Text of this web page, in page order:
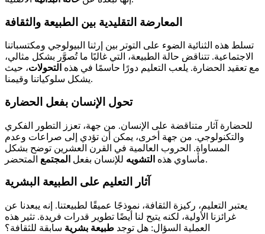
المعارضة التقليدية بين الطبيعة والثقافة
تسلط هذه الثنائية الضوء على التوتر بين إرثنا البيولوجي ومكتسباتنا
الاجتماعية. تتناقض حالة الطبيعة، التي غالبًا ما تُصوَّر بشكل مثالي،
مع تعقيد الحضارة. يلعب التعليم دورًا حاسمًا في هذه التحولات، حيث
يشكل سلوكياتنا وقيمنا.
تحول الإنسان بفعل الحضارة
للحضارة آثار متناقضة على الإنسان. من جهة، تعزز التطور الفكري
والتكنولوجي. من جهة أخرى، يمكن أن تؤدي إلى صراعات وعدم
المساواة. الحروب العالمية في القرن العشرين توضح بشكل
مأساوي هذه التشويه للإنسان بفعل المجتمع المتحضر.
آثار التعليم على الطبيعة البشرية
يعتبر التعليم، ركيزة الثقافة، نموذجًا عميقًا لطبيعتنا. إنه يبعدنا عن
غرائزنا الأولية، لكنه يتيح لنا أيضًا تطوير قدرات فريدة. تثير هذه
العملية السؤال: هل توجد طبيعة بشرية سابقة للثقافة؟